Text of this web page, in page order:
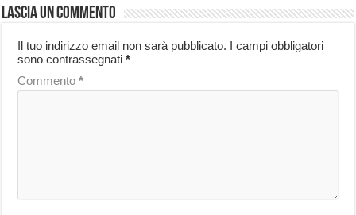
Lascia un commento
Il tuo indirizzo email non sarà pubblicato. I campi obbligatori
sono contrassegnati*
Commento*